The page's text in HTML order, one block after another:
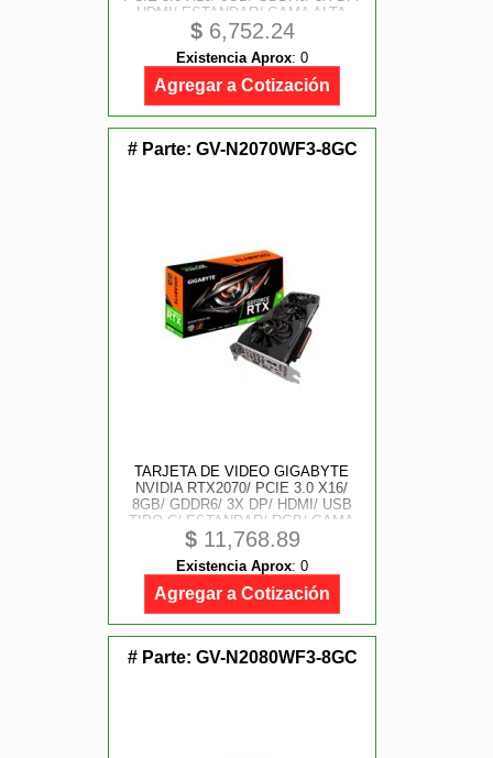
HDMI/ ESTANDAR/ GAMA ALTA
$6,752.24
Existencia Aprox: 0
Agregar a Cotización
# Parte: GV-N2070WF3-8GC
TARJETA DE VIDEO GIGABYTE
NVIDIA RTX2070/ PCIE 3.0 X16/
8GB/ GDDR6/ 3X DP/ HDMI/ USB
TIPO C/ ESTANDAR/ RGB/ GAMA
ALTA/ GAMER
$11,768.89
Existencia Aprox: 0
Agregar a Cotización
# Parte: GV-N2080WF3-8GC